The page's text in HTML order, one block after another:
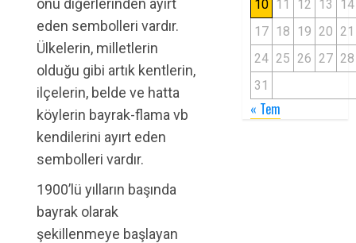
eden sembolleri vardır.
Ülkelerin, milletlerin
olduğu gibi artık kentlerin,
ilçelerin, belde ve hatta
köylerin bayrak-flama vb
kendilerini ayırt eden
sembolleri vardır.
1900’lü yılların başında
bayrak olarak
şekillenmeye başlayan
10 11 12 13
14
17 18 19 20 21
24 25 26 27 28
31
« Tem